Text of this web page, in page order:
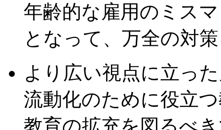
年齢的な雇用のミス
となって、万全の対
より広い視点に立っ
流動化のために役立
教育の拡充を図るべ